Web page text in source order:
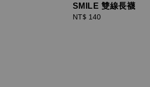
SMILE 雙線長襪
Regular
NT$ 140